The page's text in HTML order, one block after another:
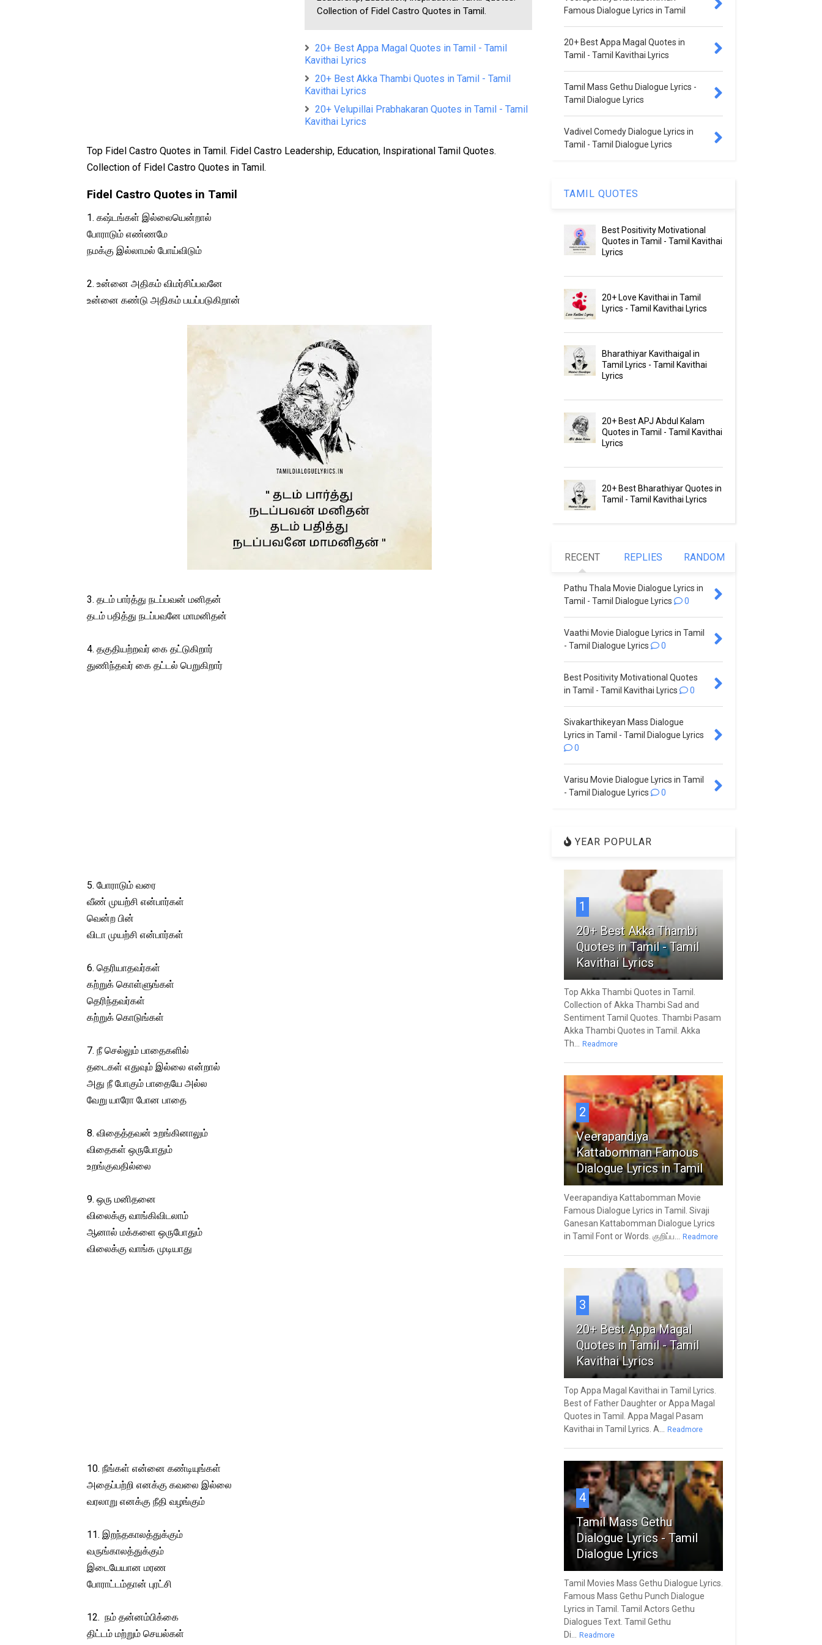
Collection of Fidel Castro Quotes in Tamil.
20+ Best Appa Magal Quotes in Tamil - Tamil
Kavithai Lyrics
20+ Best Akka Thambi Quotes in Tamil - Tamil
Kavithai Lyrics
20+ Velupillai Prabhakaran Quotes in Tamil - Tamil
Kavithai Lyrics
Top Fidel Castro Quotes in Tamil. Fidel Castro Leadership, Education, Inspirational Tamil Quotes.
Collection of Fidel Castro Quotes in Tamil.
Fidel Castro Quotes in Tamil
1. கஷ்டங்கள் இல்லையென்றால்
போராடும் எண்ணமே
நமக்கு இல்லாமல் போய்விடும்
2. உன்னை அதிகம் விமர்சிப்பவனே
உன்னை கண்டு அதிகம் பயப்படுகிறான்
3. தடம் பார்த்து நடப்பவன் மனிதன்
தடம் பதித்து நடப்பவனே மாமனிதன்
4. தகுதியற்றவர் கை தட்டுகிறார்
துணிந்தவர் கை தட்டல் பெறுகிறார்
5. போராடும் வரை
வீண் முயற்சி என்பார்கள்
வென்ற பின்
விடா முயற்சி என்பார்கள்
6. தெரியாதவர்கள்
கற்றுக் கொள்ளுங்கள்
தெரிந்தவர்கள்
கற்றுக் கொடுங்கள்
7. நீ செல்லும் பாதைகளில்
தடைகள் எதுவும் இல்லை என்றால்
அது நீ போகும் பாதையே அல்ல
வேறு யாரோ போன பாதை
8. விதைத்தவன் உறங்கினாலும்
விதைகள் ஒருபோதும்
உறங்குவதில்லை
9. ஒரு மனிதனை
விலைக்கு வாங்கிவிடலாம்
ஆனால் மக்களை ஒருபோதும்
விலைக்கு வாங்க முடியாது
10. நீங்கள் என்னை கண்டியுங்கள்
அதைப்பற்றி எனக்கு கவலை இல்லை
வரலாறு எனக்கு நீதி வழங்கும்
11. இறந்தகாலத்துக்கும்
வருங்காலத்துக்கும்
இடையேயான மரண
போராட்டம்தான் புரட்சி
12. நம் தன்னம்பிக்கை
திட்டம் மற்றும் செயல்கள்
Famous Dialogue Lyrics in Tamil
20+ Best Appa Magal Quotes in
Tamil - Tamil Kavithai Lyrics
Tamil Mass Gethu Dialogue Lyrics -
Tamil Dialogue Lyrics
Vadivel Comedy Dialogue Lyrics in
Tamil - Tamil Dialogue Lyrics
TAMIL QUOTES
Best Positivity Motivational
Quotes in Tamil - Tamil Kavithai
Lyrics
20+ Love Kavithai in Tamil
Lyrics - Tamil Kavithai Lyrics
Bharathiyar Kavithaigal in
Tamil Lyrics - Tamil Kavithai
Lyrics
20+ Best APJ Abdul Kalam
Quotes in Tamil - Tamil Kavithai
Lyrics
20+ Best Bharathiyar Quotes in
Tamil - Tamil Kavithai Lyrics
RECENT REPLIES RANDOM
Pathu Thala Movie Dialogue Lyrics in
Tamil - Tamil Dialogue Lyrics
0
Vaathi Movie Dialogue Lyrics in Tamil
- Tamil Dialogue Lyrics
0
Best Positivity Motivational Quotes
in Tamil - Tamil Kavithai Lyrics
0
Sivakarthikeyan Mass Dialogue
Lyrics in Tamil - Tamil Dialogue Lyrics
0
Varisu Movie Dialogue Lyrics in Tamil
- Tamil Dialogue Lyrics
0
YEAR POPULAR
1
20+ Best Akka Thambi
Quotes in Tamil - Tamil
Kavithai Lyrics
Top Akka Thambi Quotes in Tamil.
Collection of Akka Thambi Sad and
Sentiment Tamil Quotes. Thambi Pasam
Akka Thambi Quotes in Tamil. Akka
Th... Readmore
2
Veerapandiya
Kattabomman Famous
Dialogue Lyrics in Tamil
Veerapandiya Kattabomman Movie
Famous Dialogue Lyrics in Tamil. Sivaji
Ganesan Kattabomman Dialogue Lyrics
in Tamil Font or Words. குறிப்ப... Readmore
3
20+ Best Appa Magal
Quotes in Tamil - Tamil
Kavithai Lyrics
Top Appa Magal Kavithai in Tamil Lyrics.
Best of Father Daughter or Appa Magal
Quotes in Tamil. Appa Magal Pasam
Kavithai in Tamil Lyrics. A... Readmore
4
Tamil Mass Gethu
Dialogue Lyrics - Tamil
Dialogue Lyrics
Tamil Movies Mass Gethu Dialogue Lyrics.
Famous Mass Gethu Punch Dialogue
Lyrics in Tamil. Tamil Actors Gethu
Dialogues Text. Tamil Gethu
Di... Readmore